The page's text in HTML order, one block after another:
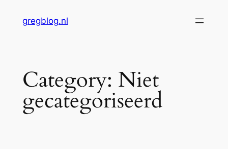
gregblog.nl
Category: Niet
gecategoriseerd